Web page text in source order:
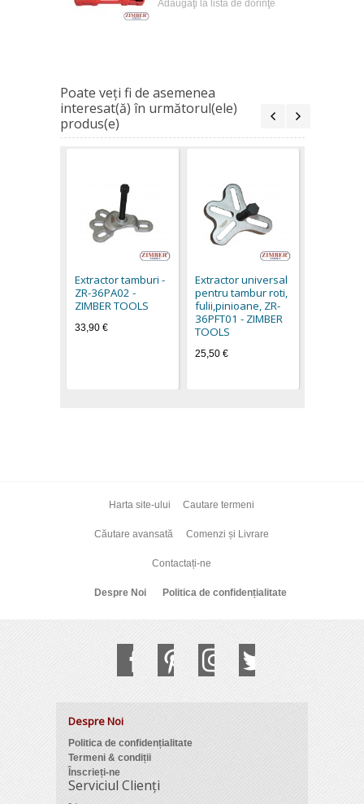
Adăugaţi la lista de dorinţe
Poate veţi fi de asemenea
interesat(ă) în următorul(ele)
produs(e)
Extractor tamburi -
ZR-36PA02 -
ZIMBER TOOLS
33,90 €
Extractor universal
pentru tambur roti,
fulii,pinioane, ZR-
36PFT01 - ZIMBER
TOOLS
25,50 €
Harta site-ului Cautare termeni
Căutare avansată Comenzi și Livrare
Contactați-ne
Despre Noi Politica de confidențialitate
Despre Noi
Politica de confidențialitate
Termeni & condiții
Înscrieți-ne
Serviciul Clienți